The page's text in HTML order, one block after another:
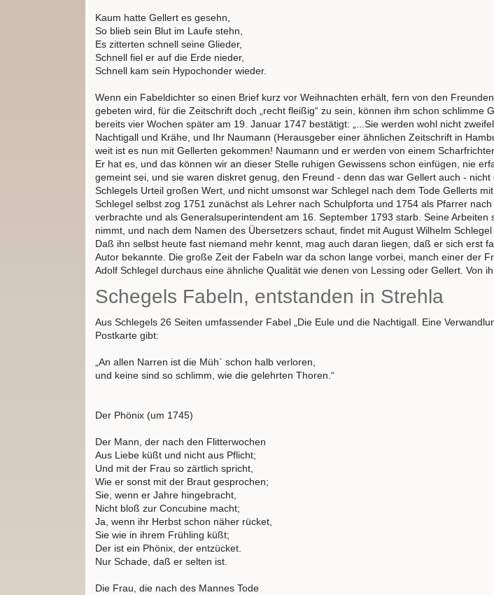
Kaum hatte Gellert es gesehn,
So blieb sein Blut im Laufe stehn,
Es zitterten schnell seine Glieder,
Schnell fiel er auf die Erde nieder,
Schnell kam sein Hypochonder wieder.
Wenn ein Fabeldichter so einen Brief kurz vor Weihnachten erhält, fern von den
gebeten wird, für die Zeitschrift doch „recht fleißig“ zu sein, können ihm schon
bereits vier Wochen später am 19. Januar 1747 bestätigt: „...Sie werden wohl nicht
Nachtigall und Krähe, und Ihr Naumann (Herausgeber einer ähnlichen Zeitschrift in
weit ist es nun mit Gellerten gekommen! Naumann und er werden von einem
Er hat es, und das können wir an dieser Stelle ruhigen Gewissens schon einfügen, nie
gemeint sei, und sie waren diskret genug, den Freund - denn das war Gellert auch -
Schlegels Urteil großen Wert, und nicht umsonst war Schlegel nach dem Tode Gellerts
Schlegel selbst zog 1751 zunächst als Lehrer nach Schulpforta und 1754 als Pfarrer
verbrachte und als Generalsuperintendent am 16. September 1793 starb. Seine
nimmt, und nach dem Namen des Übersetzers schaut, findet mit August Wilhelm
Daß ihn selbst heute fast niemand mehr kennt, mag auch daran liegen, daß er sich erst
Autor bekannte. Die große Zeit der Fabeln war da schon lange vorbei, manch einer der
Adolf Schlegel durchaus eine ähnliche Qualität wie denen von Lessing oder Gellert. Von
Schegels Fabeln, entstanden in Strehla
Aus Schlegels 26 Seiten umfassender Fabel „Die Eule und die Nachtigall. Eine
Postkarte gibt:
„An allen Narren ist die Müh` schon halb verloren,
und keine sind so schlimm, wie die gelehrten Thoren.“
Der Phönix (um 1745)
Der Mann, der nach den Flitterwochen
Aus Liebe küßt und nicht aus Pflicht;
Und mit der Frau so zärtlich spricht,
Wie er sonst mit der Braut gesprochen;
Sie, wenn er Jahre hingebracht,
Nicht bloß zur Concubine macht;
Ja, wenn ihr Herbst schon näher rücket,
Sie wie in ihrem Frühling küßt;
Der ist ein Phönix, der entzücket.
Nur Schade, daß er selten ist.
Die Frau, die nach des Mannes Tode